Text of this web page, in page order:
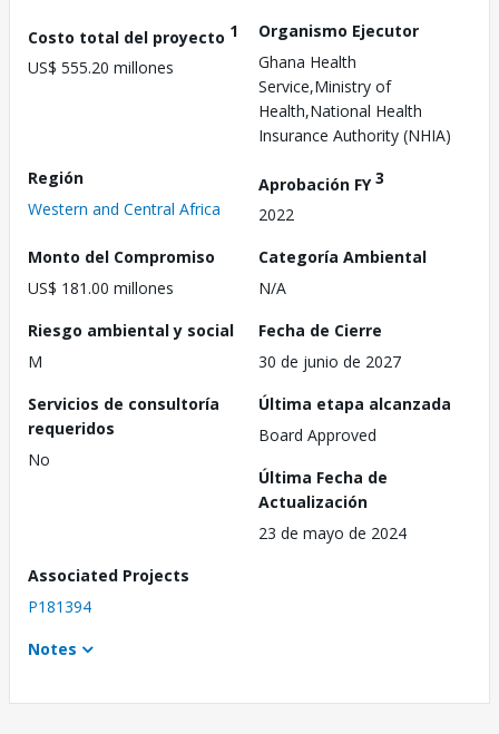
Costo total del proyecto 1
US$ 555.20 millones
Organismo Ejecutor
Ghana Health
Service,Ministry of
Health,National Health
Insurance Authority (NHIA)
Región
Western and Central Africa
Aprobación FY3
2022
Monto del Compromiso
US$ 181.00 millones
Categoría Ambiental
N/A
Riesgo ambiental y social
M
Fecha de Cierre
30 de junio de 2027
Servicios de consultoría
requeridos
No
Última etapa alcanzada
Board Approved
Última Fecha de
Actualización
23 de mayo de 2024
Associated Projects
P181394
Notes